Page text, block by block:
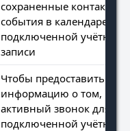
сохраненные контакты и
события в календаре
подключенной учётной
записи
Чтобы предоставить
информацию о том,
активный звонок для
подключенной учётной